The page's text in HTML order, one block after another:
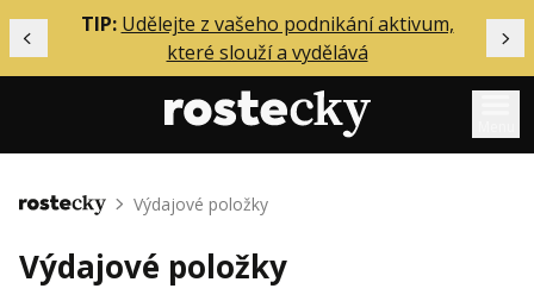
Předchozí
TIP: Udělejte z vašeho podnikání aktivum,
které slouží a vydělává
Mentoring
Solo
Domů Výdajové položky
Výdajové položky